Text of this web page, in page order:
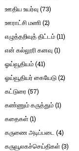
ஊதிய உயர்வு (73)
ஊராட்சி மணி(2)
எழுத்தறிவுத் திட்டம்(11)
என் கல்லூரி கனவு (1)
ஓய்வூதியம்(41)
ஓய்வூதியர் கையேடு(2)
கட்டுரை (57)
கண்ணும் கருத்தும்(1)
கதைகள்(1)
கருணை அடிப்படை (4)
கருவூலகச்செய்திகள்(3)